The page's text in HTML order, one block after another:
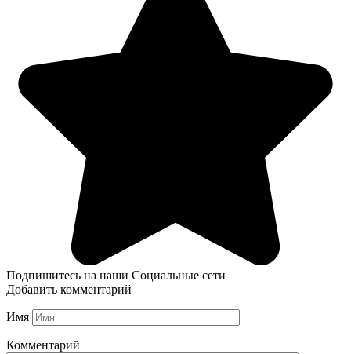
Подпишитесь на наши Социальные сети
Добавить комментарий
Имя
Комментарий